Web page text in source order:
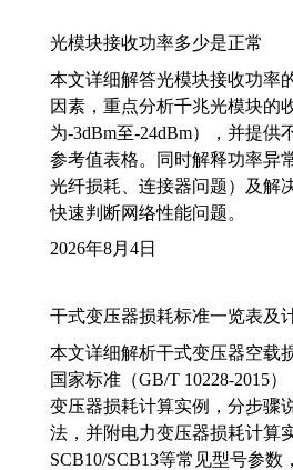
光模块接收功率多少是正常
本文详细解答光模块接收功率
因素，重点分析千兆光模块的
为-3dBm至-24dBm），并提供
参考值表格。同时解释功率异
光纤损耗、连接器问题）及解
快速判断网络性能问题。
2026年8月4日
干式变压器损耗标准一览表及
本文详细解析干式变压器空载
国家标准（GB/T 10228-2015
变压器损耗计算实例，分步骤
法，并附电力变压器损耗计算
SCB10/SCB13等常见型号参数